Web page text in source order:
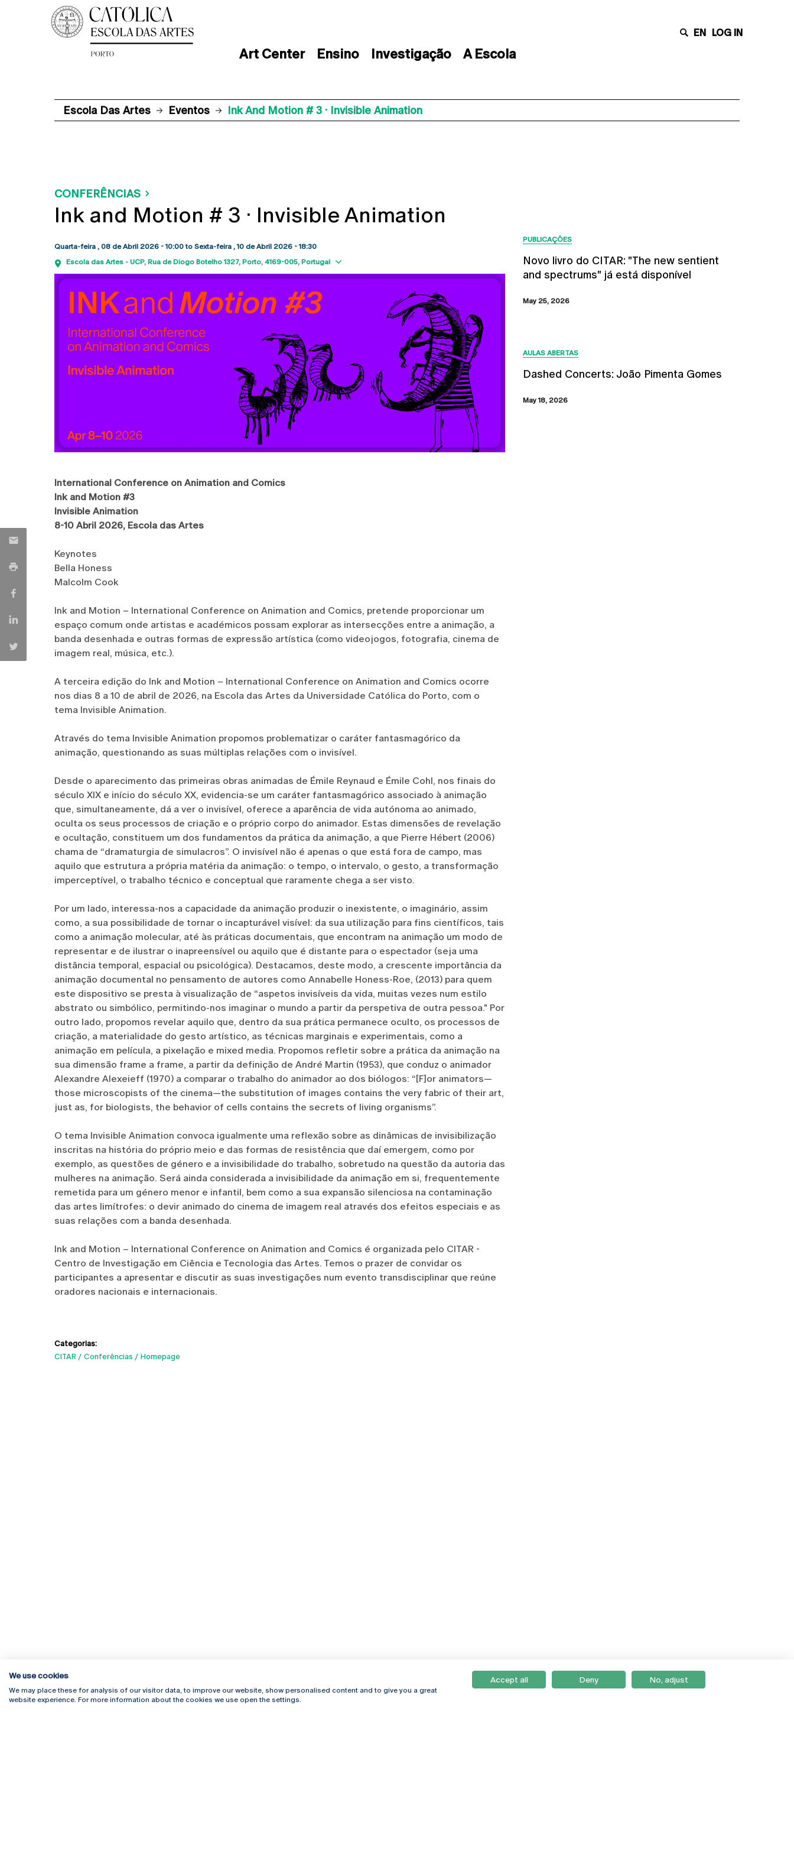
Art Center Ensino Investigação A Escola
EN LOG IN
Escola Das Artes Eventos Ink And Motion # 3 · Invisible Animation
CONFERÊNCIAS
Ink and Motion # 3 · Invisible Animation
Quarta-feira , 08 de Abril 2026 - 10:00to Sexta-feira , 10 de Abril 2026 - 18:30
Escola das Artes - UCP Rua de Diogo Botelho 1327 Porto 4169-005 Portugal
International Conference on Animation and Comics
Ink and Motion #3
Invisible Animation
8-10 Abril 2026, Escola das Artes
Keynotes
Bella Honess
Malcolm Cook
Ink and Motion – International Conference on Animation and Comics, pretende proporcionar um
espaço comum onde artistas e académicos possam explorar as intersecções entre a animação, a
banda desenhada e outras formas de expressão artística (como videojogos, fotografia, cinema de
imagem real, música, etc.).
A terceira edição do Ink and Motion – International Conference on Animation and Comics ocorre
nos dias 8 a 10 de abril de 2026, na Escola das Artes da Universidade Católica do Porto, com o
tema Invisible Animation.
Através do tema Invisible Animation propomos problematizar o caráter fantasmagórico da
animação, questionando as suas múltiplas relações com o invisível.
Desde o aparecimento das primeiras obras animadas de Émile Reynaud e Émile Cohl, nos finais do
século XIX e início do século XX, evidencia-se um caráter fantasmagórico associado à animação
que, simultaneamente, dá a ver o invisível, oferece a aparência de vida autónoma ao animado,
oculta os seus processos de criação e o próprio corpo do animador. Estas dimensões de revelação
e ocultação, constituem um dos fundamentos da prática da animação, a que Pierre Hébert (2006)
chama de “dramaturgia de simulacros”. O invisível não é apenas o que está fora de campo, mas
aquilo que estrutura a própria matéria da animação: o tempo, o intervalo, o gesto, a transformação
imperceptível, o trabalho técnico e conceptual que raramente chega a ser visto.
Por um lado, interessa-nos a capacidade da animação produzir o inexistente, o imaginário, assim
como, a sua possibilidade de tornar o incapturável visível: da sua utilização para fins científicos, tais
como a animação molecular, até às práticas documentais, que encontram na animação um modo de
representar e de ilustrar o inapreensível ou aquilo que é distante para o espectador (seja uma
distância temporal, espacial ou psicológica). Destacamos, deste modo, a crescente importância da
animação documental no pensamento de autores como Annabelle Honess-Roe, (2013) para quem
este dispositivo se presta à visualização de “aspetos invisíveis da vida, muitas vezes num estilo
abstrato ou simbólico, permitindo-nos imaginar o mundo a partir da perspetiva de outra pessoa." Por
outro lado, propomos revelar aquilo que, dentro da sua prática permanece oculto, os processos de
criação, a materialidade do gesto artístico, as técnicas marginais e experimentais, como a
animação em película, a pixelação e mixed media. Propomos refletir sobre a prática da animação na
sua dimensão frame a frame, a partir da definição de André Martin (1953), que conduz o animador
Alexandre Alexeieff (1970) a comparar o trabalho do animador ao dos biólogos: “[F]or animators—
those microscopists of the cinema—the substitution of images contains the very fabric of their art,
just as, for biologists, the behavior of cells contains the secrets of living organisms”.
O tema Invisible Animation convoca igualmente uma reflexão sobre as dinâmicas de invisibilização
inscritas na história do próprio meio e das formas de resistência que daí emergem, como por
exemplo, as questões de género e a invisibilidade do trabalho, sobretudo na questão da autoria das
mulheres na animação. Será ainda considerada a invisibilidade da animação em si, frequentemente
remetida para um género menor e infantil, bem como a sua expansão silenciosa na contaminação
das artes limítrofes: o devir animado do cinema de imagem real através dos efeitos especiais e as
suas relações com a banda desenhada.
Ink and Motion – International Conference on Animation and Comics é organizada pelo CITAR -
Centro de Investigação em Ciência e Tecnologia das Artes. Temos o prazer de convidar os
participantes a apresentar e discutir as suas investigações num evento transdisciplinar que reúne
oradores nacionais e internacionais.
Categorias:
CITAR
Conferências Homepage
PUBLICAÇÕES
Novo livro do CITAR: "The new sentient
and spectrums" já está disponível
May 25, 2026
AULAS ABERTAS
Dashed Concerts: João Pimenta Gomes
May 18, 2026
Rua Diogo Botelho 1327
Campus Online
We use cookies
We may place these for analysis of our visitor data, to improve our website, show personalised content and to give you a great
website experience. For more information about the cookies we use open the settings.
Accept all Deny No, adjust